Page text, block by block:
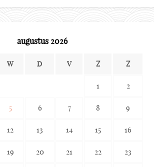
augustus 2026
W D V Z Z
1 2
5 6 7 8 9
12 13 14 15 16
19 20 21 22 23